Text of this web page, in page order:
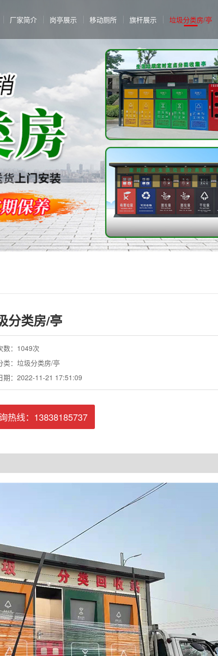
厂家简介 岗亭展示 移动厕所 旗杆展示 垃圾分类房/亭
分类房/亭
数：1049次
类：垃圾分类房/亭
期：2022-11-21 17:51:09
热线：13838185737